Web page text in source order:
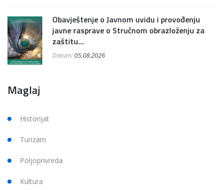
Obavještenje o Javnom uvidu i provođenju
javne rasprave o Stručnom obrazloženju za
zaštitu...
Datum:05.08.2026
Maglaj
Historijat
Turizam
Poljoprivreda
Kultura